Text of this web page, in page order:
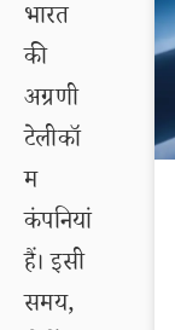
भारत
की
अग्रणी
टेलीकॉ
म
कंपनियां
हैं। इसी
समय,